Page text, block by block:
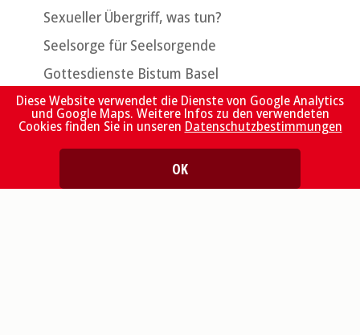
Sexueller Übergriff, was tun?
Seelsorge für Seelsorgende
Gottesdienste Bistum Basel
Jura Pastoral
Vatican News
Newsletter «UPDATE»
Diese Website verwendet die Dienste von Google Analytics
und Google Maps. Weitere Infos zu den verwendeten
Cookies finden Sie in unseren Datenschutzbestimmungen
OK